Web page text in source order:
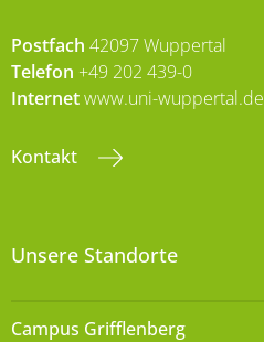
Postfach 42097 Wuppertal
Telefon +49 202 439-0
Internetwww.uni-wuppertal.de
Kontakt
Unsere Standorte
Campus Grifflenberg